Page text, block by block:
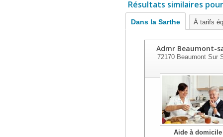
Résultats similaires
Dans la Sarthe À tarifs
Admr Beaumont-
72170Beaumont Sur
Aide à domicile